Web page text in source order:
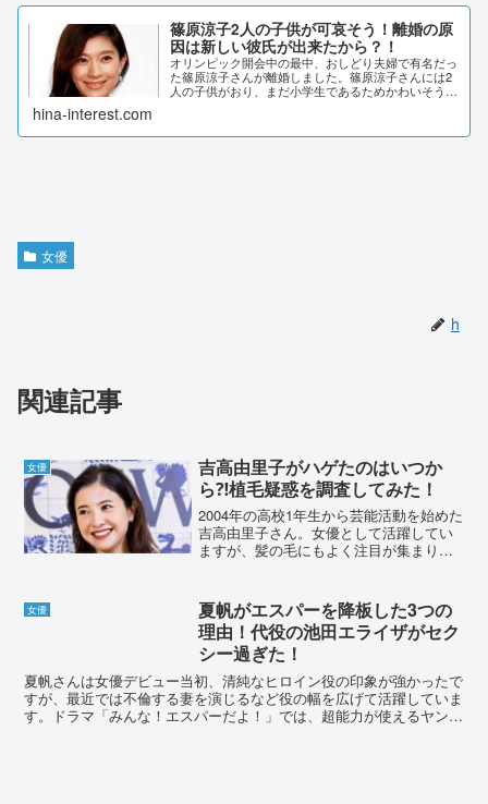
篠原涼子2人の子供が可哀そう！離婚の原
因は新しい彼氏が出来たから？！
オリンピック開会中の最中、おしどり夫婦で有名だっ
た篠原涼子さんが離婚しました。篠原涼子さんには2
人の子供がおり、まだ小学生であるためかわいそうと
hina-interest.com
女優
h
関連記事
女優
吉高由里子がハゲたのはいつか
ら⁈植毛疑惑を調査してみた！
2004年の高校1年生から芸能活動を始めた
吉高由里子さん。女優として活躍してい
ますが、髪の毛にもよく注目が集まりま
査しました！吉高由里子がハゲたのはい
つから⁈2017年...
女優
夏帆がエスパーを降板した3つの
理由！代役の池田エライザがセク
シー過ぎた！
夏帆さんは女優デビュー当初、清純なヒロイン役の印象が強かったで
すが、最近では不倫する妻を演じるなど役の幅を広げて活躍していま
す。ドラマ「みんな！エスパーだよ！」では、超能力が使えるヤンキ